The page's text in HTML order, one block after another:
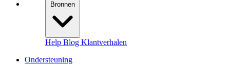
Bronnen
Help Blog Klantverhalen
Ondersteuning